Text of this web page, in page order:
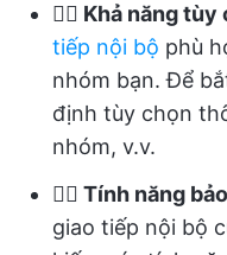
👉🏻 Khả năng
tiếp nội bộ phù
nhóm bạn. Để
định tùy chọn
nhóm, v.v.
👉🏻 Tính năng
giao tiếp nội bộ